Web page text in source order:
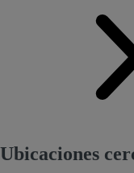
Ubicaciones